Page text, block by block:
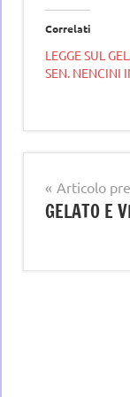
Correlati
LEGGE SUL
SEN. NENCINI
ARTIGIANALE
gelateria
gelatieri
articoli
Articolo
GELATO E